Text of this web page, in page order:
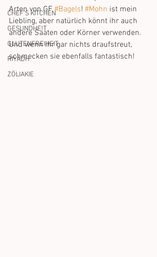
CHEF'S KITCHEN
GESUNDHE!T
GLUTENFREIHEIT
RIYADH
ZÖLIAKIE
Arten von GF #Bagels! #Mohn ist mein
Liebling, aber natürlich könnt ihr auch
andere Saaten oder Körner verwenden.
Und wenn ihr gar nichts draufstreut,
schmecken sie ebenfalls fantastisch!